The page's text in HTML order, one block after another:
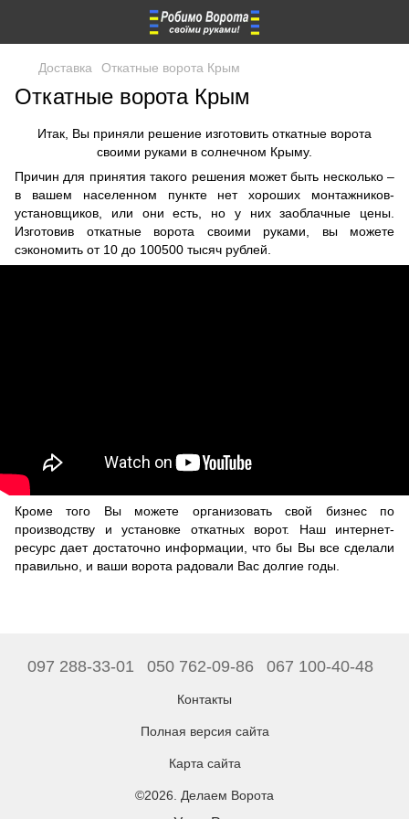
Доставка Откатные ворота Крым
Откатные ворота Крым
Итак, Вы приняли решение изготовить откатные ворота
своими руками в солнечном Крыму.
Причин для принятия такого решения может быть несколько –
в вашем населенном пункте нет хороших монтажников-
установщиков, или они есть, но у них заоблачные цены.
Изготовив откатные ворота своими руками, вы можете
сэкономить от 10 до 100500 тысяч рублей.
Кроме того Вы можете организовать свой бизнес по
производству и установке откатных ворот. Наш интернет-
ресурс дает достаточно информации, что бы Вы все сделали
правильно, и ваши ворота радовали Вас долгие годы.
097 288-33-01 050 762-09-86 067 100-40-48
Контакты
Полная версия сайта
Карта сайта
©2026. Делаем Ворота